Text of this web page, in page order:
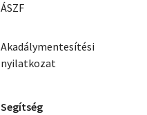
ÁSZF
Akadálymentesítési
nyilatkozat
Segítség